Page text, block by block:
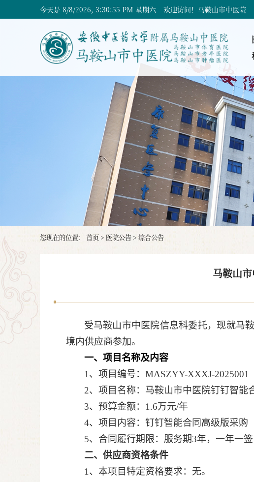
今天是 8/8/2026, 3:30:56 PM 星期六 欢迎访问！马鞍山市中医院
您现在的位置： 首页> 医院公告> 综合公告
马鞍山
受马鞍山市中医院信息科委托，现就马
境内供应商参加。
一、项目名称及内容
1、项目编号：MASZYY-XXXJ-2025001
2、项目名称：马鞍山市中医院钉钉智能
3、预算金额：1.6万元/年
4、项目内容：钉钉智能合同 高级版采购
5、合同履行期限：服务期3年，一年一签
二、供应商资格条件
1、本项目特定资格要求：无。